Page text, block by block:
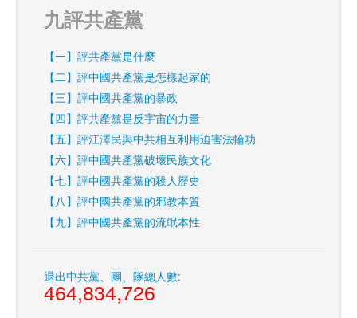
九評共產黨
【一】評共產黨是什麼
【二】評中國共產黨是怎樣起家的
【三】評中國共產黨的暴政
【四】評共產黨是反宇宙的力量
【五】評江澤民與中共相互利用迫害法輪功
【六】評中國共產黨破壞民族文化
【七】評中國共產黨的殺人歷史
【八】評中國共產黨的邪教本質
【九】評中國共產黨的流氓本性
退出中共黨、團、隊總人數:
464,834,726